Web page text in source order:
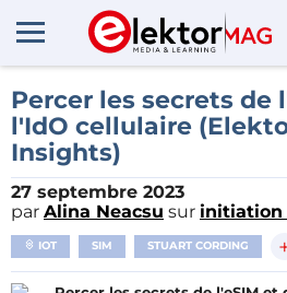
Percer les secrets de
l'IdO cellulaire
Insights)
27 septembre 2023
par Alina Neacsu sur initiation
IOT SIM STUART CORDING